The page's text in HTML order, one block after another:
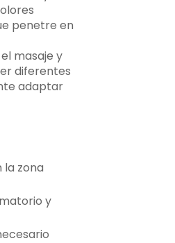
penetre en
masaje y
diferentes
adaptar
zona
y